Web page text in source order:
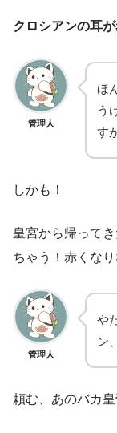
クロシアンの耳
管理人
ほ
う
す
しかも！
皇宮から帰って
ちゃう！赤くなり
管理人
や
ン
頼む、あのバカ